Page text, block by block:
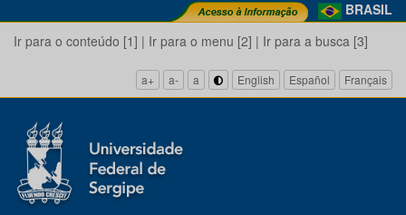
BRASIL
Ir para o conteúdo [1] | Ir para o menu [2] | Ir para a busca [3]
a+ a- a English Español Français